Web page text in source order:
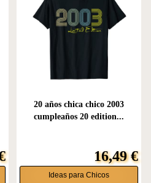
20 años chica chico 2003
cumpleaños 20 edition...
16,49 €
Ideas para Chicos